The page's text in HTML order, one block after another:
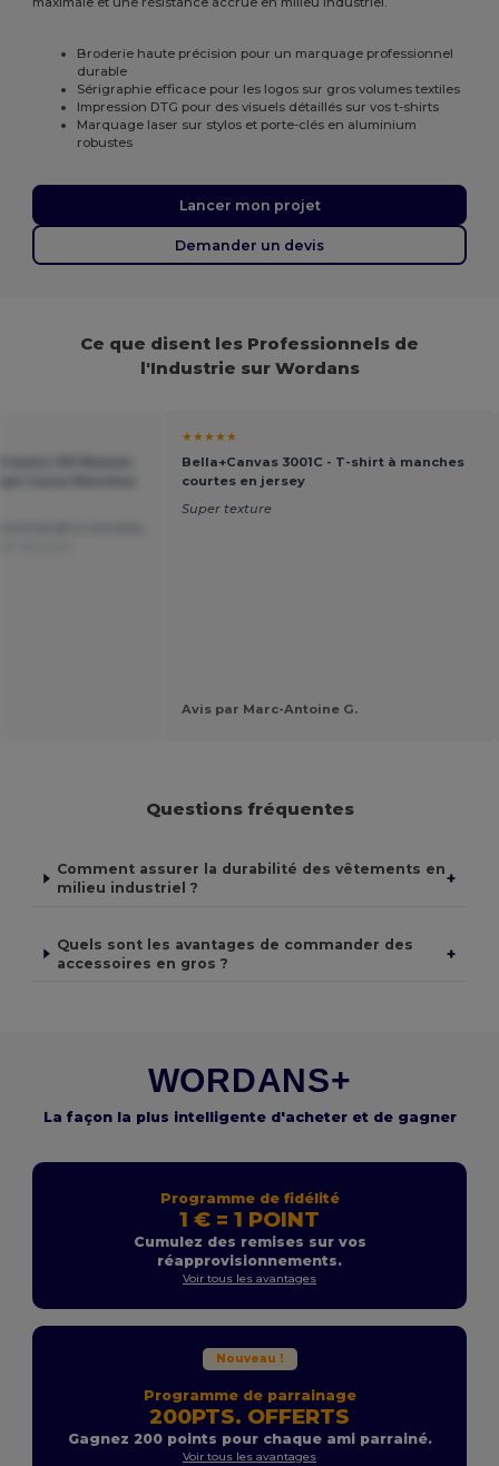
Broderie haute précision pour un marquage professionnel
durable
Sérigraphie efficace pour les logos sur gros volumes textiles
Impression DTG pour des visuels détaillés sur vos t-shirts
Marquage laser sur stylos et porte-clés en aluminium
robustes
Lancer mon projet
Demander un devis
Ce que disent les Professionnels de
l'Industrie sur Wordans
★★★★★
Bella+Canvas 3001C - T-shirt à manches
courtes en jersey
Super texture
Avis par Marc-Antoine G.
Questions fréquentes
Comment assurer la durabilité des vêtements en
milieu industriel ?
+
Quels sont les avantages de commander des
accessoires en gros ?
+
WORDANS+
La façon la plus intelligente d'acheter et de gagner
Programme de fidélité
1 € = 1 POINT
Cumulez des remises sur vos
réapprovisionnements.
Voir tous les avantages
Nouveau !
Programme de parrainage
200PTS. OFFERTS
Gagnez 200 points pour chaque ami parrainé.
Voir tous les avantages